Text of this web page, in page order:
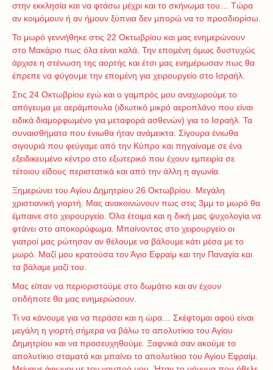
στην εκκλησία και να φτάσω μέχρι και το σκήνωμα του… Τώρα
αν κοιμόμουν ή αν ήμουν ξύπνια δεν μπορώ να το προσδιορίσω.
Το μωρό γεννήθηκε στις 22 Οκτωβρίου και μας ενημερώνουν
στο Μακάριο πως όλα είναι καλά. Την επομένη όμως δυστυχώς
άρχισε η στένωση της αορτής και έτσι μας ενημέρωσαν πως θα
έπρεπε να φύγουμε την επομένη για χειρουργείο στο Ισραήλ.
Στις 24 Οκτωβρίου εγώ και ο γαμπρός μου αναχωρούμε το
απόγευμα με αεράμπουλα (ιδιωτικό μικρό αεροπλάνο που είναι
ειδικά διαμορφωμένο για μεταφορά ασθενών) για το Ισραήλ. Τα
συναισθήματα που ένιωθα ήταν ανάμεικτα. Σίγουρα ένιωθα
σιγουριά που φεύγαμε από την Κύπρο και πηγαίναμε σε ένα
εξειδικευμένο κέντρο στο εξωτερικό που έχουν εμπειρία σε
τέτοιου είδους περιστατικά και από την άλλη η αγωνία.
Ξημερώνει του Αγίου Δημητρίου 26 Οκτωβρίου. Μεγάλη
χριστιανική γιορτή. Μας ανακοινώνουν πως στις 3μμ το μωρό θα
έμπαινε στο χειρουργείο. Όλα έτοιμα και η δική μας ψυχολογία να
φτάνει στο αποκορύφωμα. Μπαίνοντας στο χειρουργείο οι
γιατροί μας ρώτησαν αν θέλουμε να βάλουμε κάτι μέσα με το
μωρό. Μαζί μου κρατούσα τον Άγιο Εφραίμ και την Παναγία και
τα βάλαμε μαζί του.
Μας είπαν να περιοριστούμε στο δωμάτιο και αν έχουν
οτιδήποτε θα μας ενημερώσουν.
Τι να κάνουμε για να περάσει και η ώρα… Σκέφτομαι αφού είναι
μεγάλη η γιορτή σήμερα να βάλω το απολυτίκιο του Αγίου
Δημητρίου και να προσευχηθούμε. Ξαφνικά σαν ακούμε το
απολυτίκιο σταματά και μπαίνει το απολυτίκιο του Αγίου Εφραίμ.